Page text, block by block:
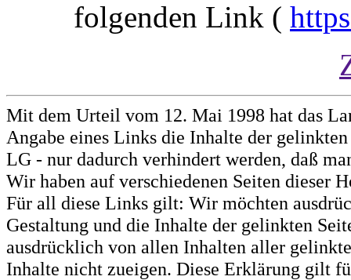
folgenden Link (
Mit dem Urteil vom 12. Mai 1998 hat das
Angabe eines Links die Inhalte der
LG - nur dadurch verhindert werden, daß
Wir haben auf verschiedenen Seiten dieser
Für all diese Links gilt: Wir möchten
Gestaltung und die Inhalte der gelinkten
ausdrücklich von allen Inhalten aller
Inhalte nicht zueigen. Diese Erklärung gilt